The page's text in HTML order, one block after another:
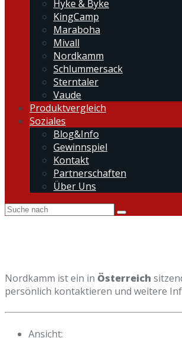
Hyke & Byke
KingCamp
Maraboha
Mivall
Nordkamm
Schlummersack
Sterntaler
Vaude
Produktvergleich
Soziales
Blog&Info
Gewinnspiel
Kontakt
Partnerschaften
Über Uns
Nordkamm ist ein in Österreich
persönlich kontaktieren und weitere
Ansicht: